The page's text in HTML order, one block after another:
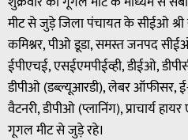
मीट से जुड़े जिला पंचायत के सीईओ श्री
कमिश्नर, पीओ डूडा, समस्त जनपद
ईपीएचई, एसईएमपीईव्ही, डीईओ,
डीपीओ (डब्ल्यूआरडी), लेबर ऑफीसर,
वैटनरी, डीपीओ (प्लानिंग), प्राचार्य
गूगल मीट से जुड़े रहे।